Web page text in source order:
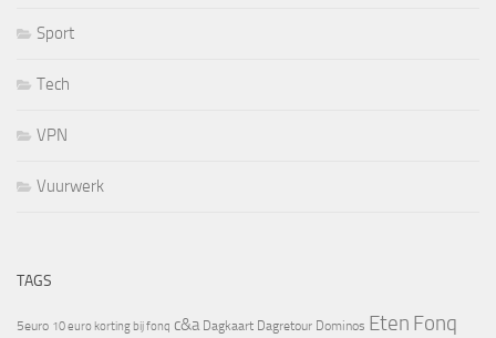
Sport
Tech
VPN
Vuurwerk
TAGS
5euro 10 euro korting bij fonq c&a Dagkaart Dagretour Dominos Eten Fonq